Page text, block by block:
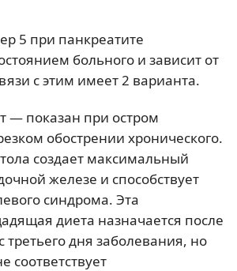
5 при панкреатите
больного и зависит от
с этим имеет 2 варианта.
— показан при остром
обострении хронического.
создает максимальный
железе и способствует
синдрома. Эта
диета назначается после
третьего дня заболевания, но
соответствует